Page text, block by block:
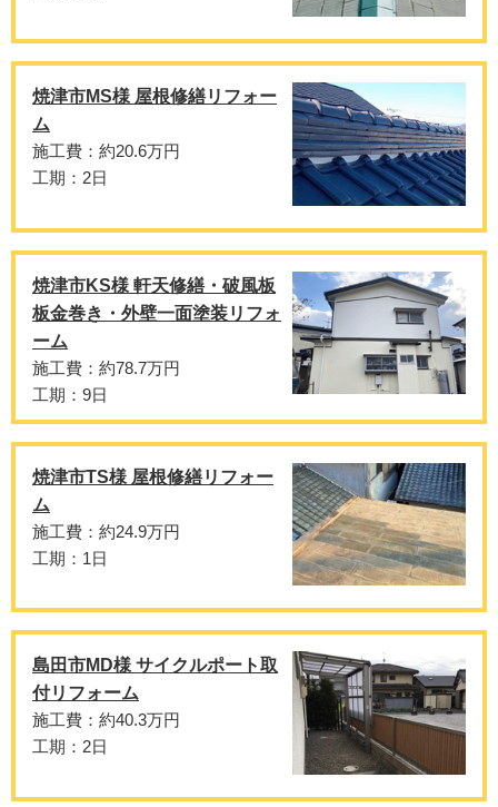
焼津市MS様 屋根修繕リフォー
ム
施工費：約20.6万円
工期：2日
焼津市KS様 軒天修繕・破風板
板金巻き・外壁一面塗装リフォ
ーム
施工費：約78.7万円
工期：9日
焼津市TS様 屋根修繕リフォー
ム
施工費：約24.9万円
工期：1日
島田市MD様 サイクルポート取
付リフォーム
施工費：約40.3万円
工期：2日